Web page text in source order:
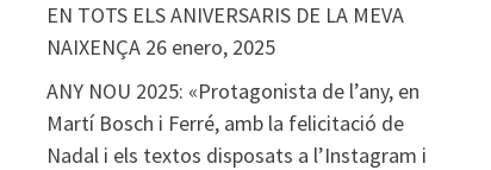
EN TOTS ELS ANIVERSARIS DE LA MEVA
NAIXENÇA 26 enero, 2025
ANY NOU 2025: «Protagonista de l’any, en
Martí Bosch i Ferré, amb la felicitació de
Nadal i els textos disposats a l’Instagram i